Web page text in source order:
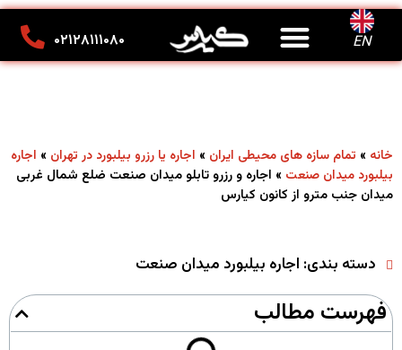
EN ۰۲۱۲۸۱۱۱۰۸۰
خانه » تمام سازه های محیطی ایران » اجاره یا رزرو بیلبورد در تهران » اجاره
بیلبورد میدان صنعت » اجاره و رزرو تابلو میدان صنعت ضلع شمال غربی
میدان جنب مترو از کانون کیارس
دسته بندی: اجاره بیلبورد میدان صنعت
فهرست مطالب